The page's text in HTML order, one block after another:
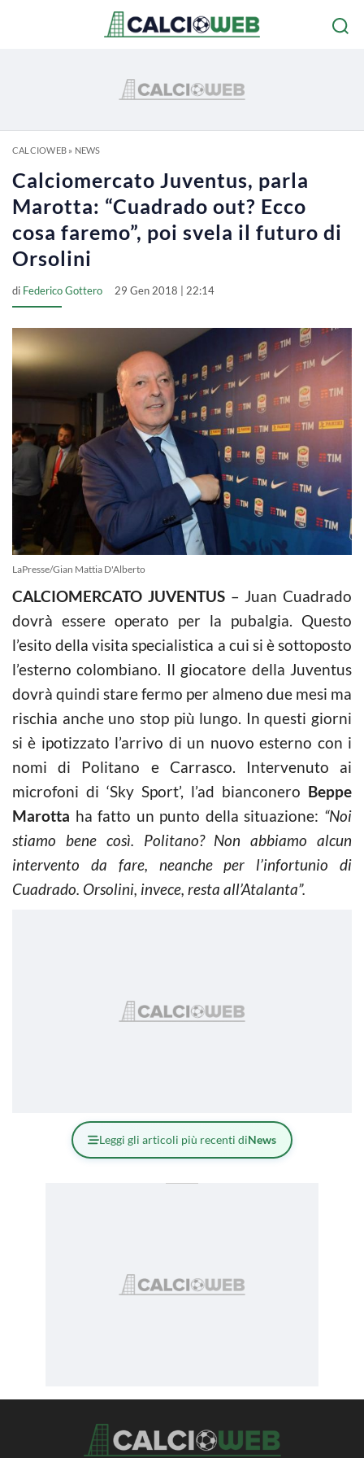
CALCIOWEB» NEWS
Calciomercato Juventus, parla
Marotta: “Cuadrado out? Ecco
cosa faremo”, poi svela il futuro di
Orsolini
di Federico Gottero 29 Gen 2018 | 22:14
LaPresse/Gian Mattia D'Alberto
CALCIOMERCATO JUVENTUS– Juan Cuadrado
dovrà essere operato per la pubalgia. Questo
l’esito della visita specialistica a cui si è sottoposto
l’esterno colombiano. Il giocatore della Juventus
dovrà quindi stare fermo per almeno due mesi ma
rischia anche uno stop più lungo. In questi giorni
si è ipotizzato l’arrivo di un nuovo esterno con i
nomi di Politano e Carrasco. Intervenuto ai
microfoni di ‘Sky Sport’, l’ad bianconero Beppe
Marotta ha fatto un punto della situazione: “Noi
stiamo bene così. Politano? Non abbiamo alcun
intervento da fare, neanche per l’infortunio di
Cuadrado. Orsolini, invece, resta all’Atalanta”.
Leggi gli articoli più recenti diNews